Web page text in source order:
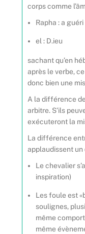
corps comme
Rapha : a guéri
el : D.ieu
sachant qu’en
après le verbe,
donc bien une
A la différence
arbitre. S’ils
exécuteront la
La différence
applaudissent
Le chevalier
inspiration)
Les foule est
soulignes,
même
même